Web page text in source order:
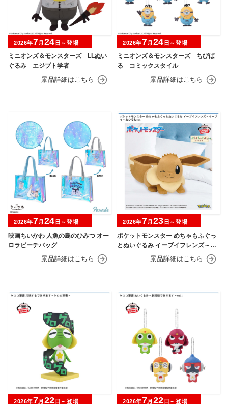
ミニオンズ＆モンスターズ LLぬい
ぐるみ エジプト学者
2026年7月 24 日～登場
ミニオンズ＆モンスターズ ちびぱ
る コミックスタイル
2026年7月 24 日～登場
映画ちいかわ 人魚の島のひみつ オー
ロラビーチバッグ
2026年7月 24 日～登場
ポケットモンスター めちゃもふぐっ
とぬいぐるみ イーブイフレンズ～イ
ーブイ～おひるねver.
2026年7月 23 日～登場
2026年7月 22 日～登場 2026年7月 22 日～登場